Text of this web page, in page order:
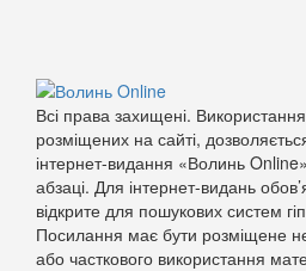
Всі права захищені.
розміщених на сайті,
інтернет-видання «Волинь
абзаці. Для інтернет-видань
відкрите для пошукових систем
Посилання має бути розміщене
або часткового використання